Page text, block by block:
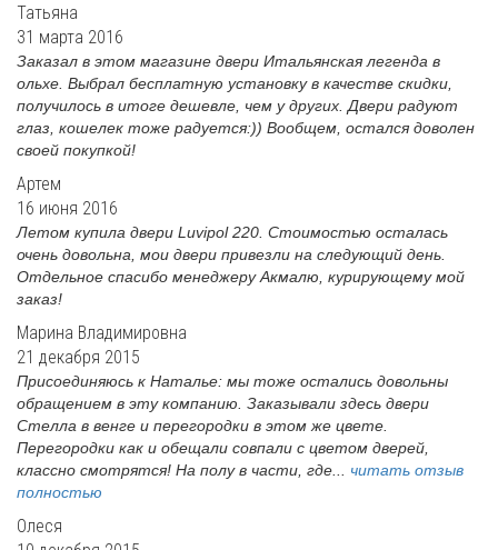
Татьяна
31 марта 2016
Заказал в этом магазине двери Итальянская легенда в
ольхе. Выбрал бесплатную установку в качестве скидки,
получилось в итоге дешевле, чем у других. Двери радуют
глаз, кошелек тоже радуется:)) Вообщем, остался доволен
своей покупкой!
Артем
16 июня 2016
Летом купила двери Luvipol 220. Стоимостью осталась
очень довольна, мои двери привезли на следующий день.
Отдельное спасибо менеджеру Акмалю, курирующему мой
заказ!
Марина Владимировна
21 декабря 2015
Присоединяюсь к Наталье: мы тоже остались довольны
обращением в эту компанию. Заказывали здесь двери
Стелла в венге и перегородки в этом же цвете.
Перегородки как и обещали совпали с цветом дверей,
классно смотрятся! На полу в части, где... читать отзыв
полностью
Олеся